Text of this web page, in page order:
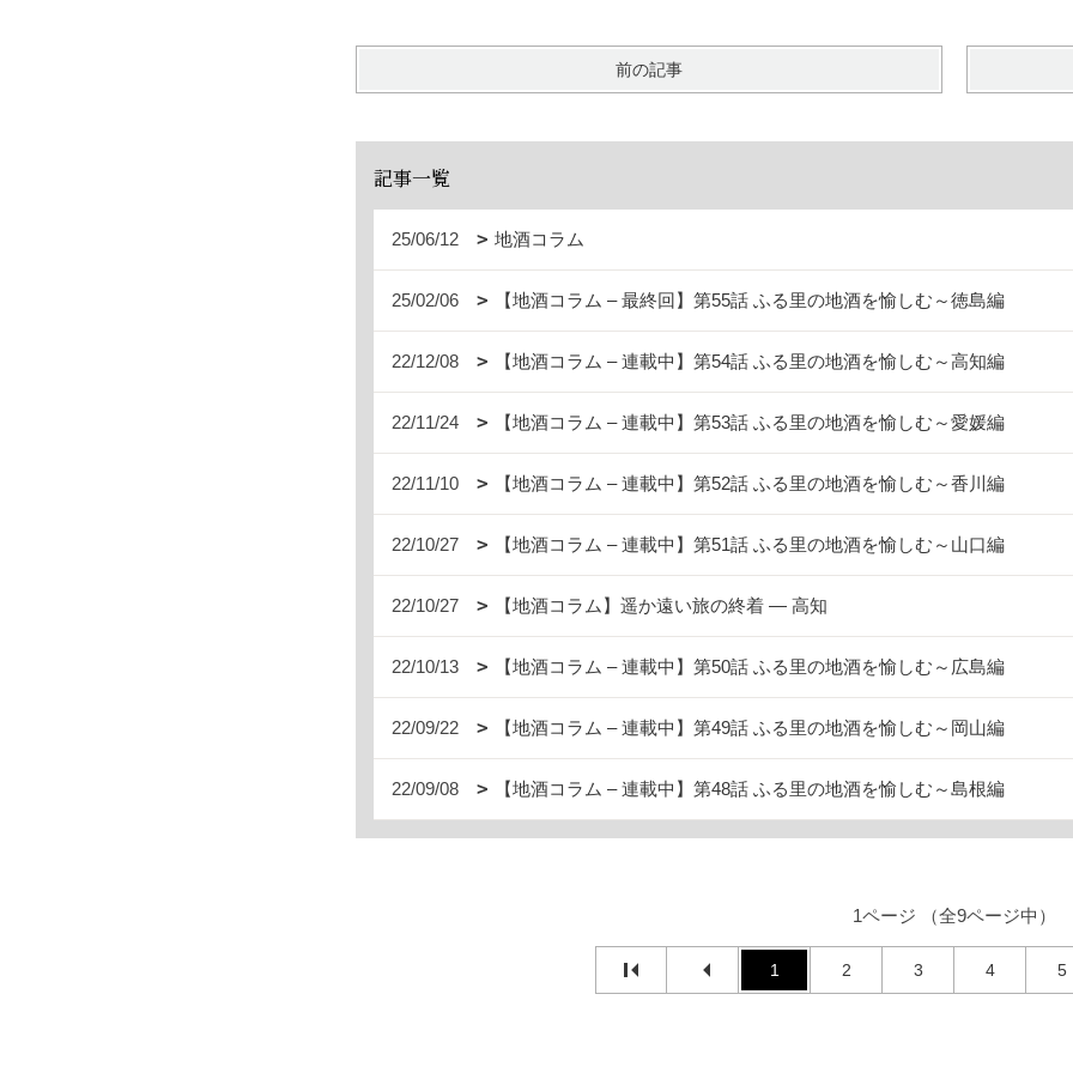
前の記事
記事一覧
25/06/12 地酒コラム
25/02/06 【地酒コラム – 最終回】第55話 ふる里の地酒を愉しむ～徳島編
22/12/08 【地酒コラム – 連載中】第54話 ふる里の地酒を愉しむ～高知編
22/11/24 【地酒コラム – 連載中】第53話 ふる里の地酒を愉しむ～愛媛編
22/11/10 【地酒コラム – 連載中】第52話 ふる里の地酒を愉しむ～香川編
22/10/27 【地酒コラム – 連載中】第51話 ふる里の地酒を愉しむ～山口編
22/10/27 【地酒コラム】遥か遠い旅の終着 ― 高知
22/10/13 【地酒コラム – 連載中】第50話 ふる里の地酒を愉しむ～広島編
22/09/22 【地酒コラム – 連載中】第49話 ふる里の地酒を愉しむ～岡山編
22/09/08 【地酒コラム – 連載中】第48話 ふる里の地酒を愉しむ～島根編
1ページ （全9ページ中）
1 2 3 4 5